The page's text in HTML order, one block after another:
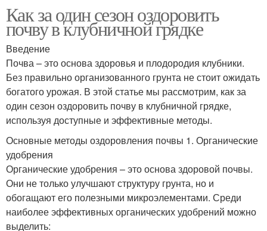
Как за один сезон оздоровить
почву в клубничной грядке
Введение
Почва – это основа здоровья и плодородия клубники.
Без правильно организованного грунта не стоит ожидать
богатого урожая. В этой статье мы рассмотрим, как за
один сезон оздоровить почву в клубничной грядке,
используя доступные и эффективные методы.
Основные методы оздоровления почвы 1. Органические
удобрения
Органические удобрения – это основа здоровой почвы.
Они не только улучшают структуру грунта, но и
обогащают его полезными микроэлементами. Среди
наиболее эффективных органических удобрений можно
выделить: